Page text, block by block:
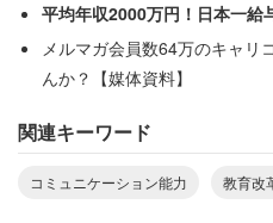
平均年収2000万円！日本一給
メルマガ会員数64万のキャリ
んか？【媒体資料】
関連キーワード
コミュニケーション能力 教育改